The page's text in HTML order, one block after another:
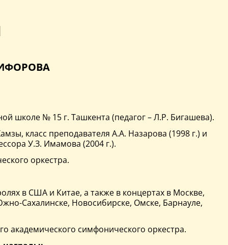
школе № 15 г. Ташкента (педагог – Л.Р. Бигашева).
класс преподавателя А.А. Назарова (1998 г.) и
У.З. Имамова (2004 г.).
оркестра.
в США и Китае, а также в концертах в Москве,
Сахалинске, Новосибирске, Омске, Барнауле,
академического симфонического оркестра.